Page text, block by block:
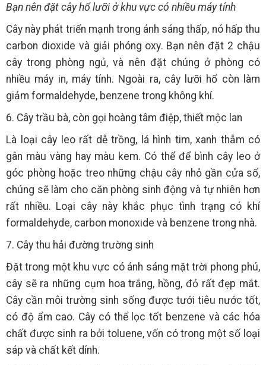
Bạn nên đặt cây hổ lưỡi ở khu vực có nhiều máy tính
Cây này phát triển mạnh trong ánh sáng thấp, nó hấp thu
carbon dioxide và giải phóng oxy. Bạn nên đặt 2 chậu
cây trong phòng ngủ, và nên đặt chúng ở phòng có
nhiều máy in, máy tính. Ngoài ra, cây lưỡi hổ còn làm
giảm formaldehyde, benzene trong không khí.
6. Cây trầu bà, còn gọi hoàng tâm điệp, thiết mộc lan
Là loại cây leo rất dễ trồng, lá hình tim, xanh thẫm có
gân màu vàng hay màu kem. Có thể để bình cây leo ở
góc phòng hoặc treo những chậu cây nhỏ gần cửa sổ,
chúng sẽ làm cho căn phòng sinh động và tự nhiên hơn
rất nhiều. Loại cây này khắc phục tình trạng có khí
formaldehyde, carbon monoxide và benzene trong nhà.
7. Cây thu hải đường trường sinh
Đặt trong một khu vực có ánh sáng mặt trời phong phú,
cây sẽ ra những cụm hoa trắng, hồng, đỏ rất đẹp mắt.
Cây cần môi trường sinh sống được tưới tiêu nước tốt,
có độ ẩm cao. Cây có thể lọc tốt benzene và các hóa
chất được sinh ra bởi toluene, vốn có trong một số loại
sáp và chất kết dính.